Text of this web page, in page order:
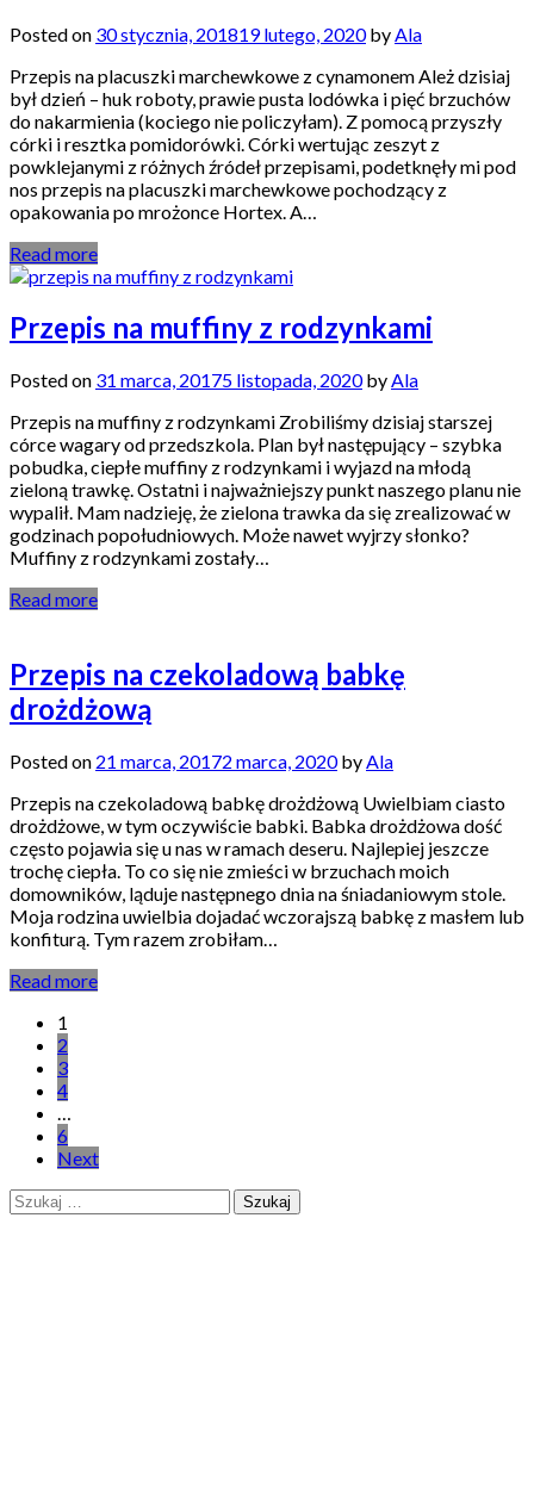
Posted on 30 stycznia, 201819 lutego, 2020by Ala
Przepis na placuszki marchewkowe z cynamonem Ależ dzisiaj
był dzień – huk roboty, prawie pusta lodówka i pięć brzuchów
do nakarmienia (kociego nie policzyłam). Z pomocą przyszły
córki i resztka pomidorówki. Córki wertując zeszyt z
powklejanymi z różnych źródeł przepisami, podetknęły mi pod
nos przepis na placuszki marchewkowe pochodzący z
opakowania po mrożonce Hortex. A…
Read more
Przepis na muffiny z rodzynkami
Posted on 31 marca, 20175 listopada, 2020byAla
Przepis na muffiny z rodzynkami Zrobiliśmy dzisiaj starszej
córce wagary od przedszkola. Plan był następujący – szybka
pobudka, ciepłe muffiny z rodzynkami i wyjazd na młodą
zieloną trawkę. Ostatni i najważniejszy punkt naszego planu nie
wypalił. Mam nadzieję, że zielona trawka da się zrealizować w
godzinach popołudniowych. Może nawet wyjrzy słonko?
Muffiny z rodzynkami zostały…
Read more
Przepis na czekoladową babkę
drożdżową
Posted on 21 marca, 20172 marca, 2020byAla
Przepis na czekoladową babkę drożdżową Uwielbiam ciasto
drożdżowe, w tym oczywiście babki. Babka drożdżowa dość
często pojawia się u nas w ramach deseru. Najlepiej jeszcze
trochę ciepła. To co się nie zmieści w brzuchach moich
domowników, ląduje następnego dnia na śniadaniowym stole.
Moja rodzina uwielbia dojadać wczorajszą babkę z masłem lub
konfiturą. Tym razem zrobiłam…
Read more
Stronicowanie
wpisów
1
2
3
4
…
6
Next
Szukaj: